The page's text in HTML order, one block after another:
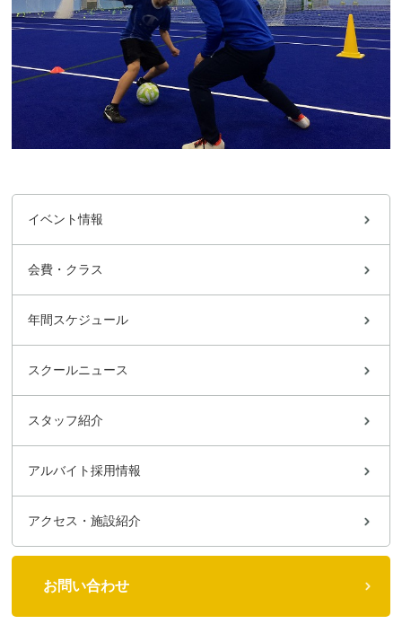
イベント情報
会費・クラス
年間スケジュール
スクールニュース
スタッフ紹介
アルバイト採用情報
アクセス・施設紹介
お問い合わせ